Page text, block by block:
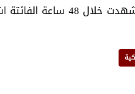
وكانت المنطقة قد